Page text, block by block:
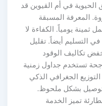
الحيوية في أم القيوين قد
المعرفة المسبقة
يومياً. الكفاءة لا
التسليم أيضاً. تقليل
تكاليف الوقود
تستخدم جداول زمنية
الجغرافي الذكي
بشكل ملحوظ.
تميز الخدمة